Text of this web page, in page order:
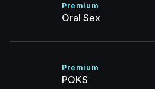
Premium
Oral Sex
Premium
POKS